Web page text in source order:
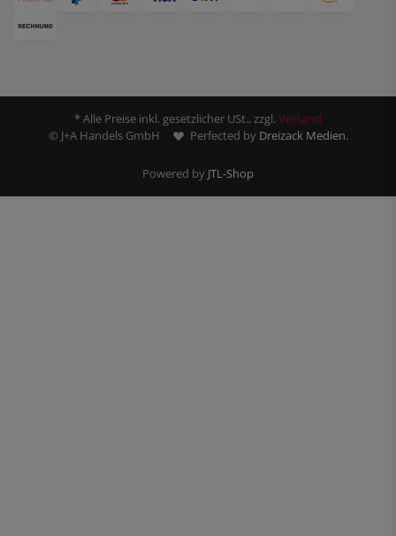
* Alle Preise inkl. gesetzlicher USt., zzgl.Versand
© J+A Handels GmbH
Perfected by Dreizack Medien.
Powered by JTL-Shop